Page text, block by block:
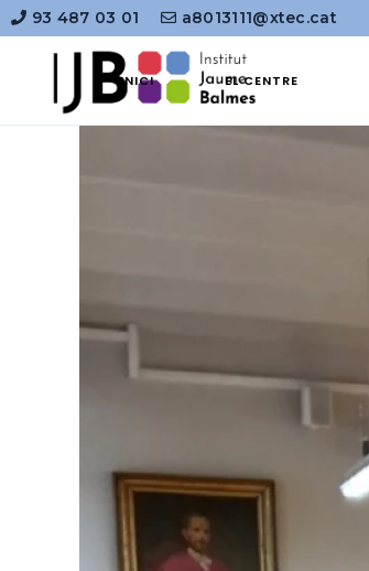
93 487 03 01 a8013111@xtec.cat
INICI EL CENTRE